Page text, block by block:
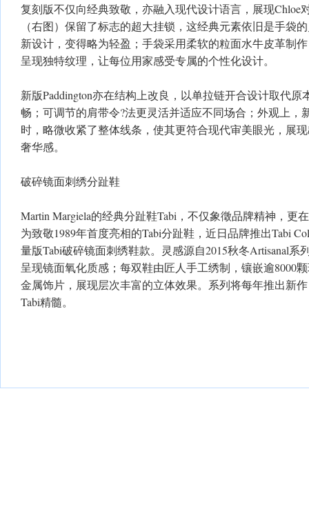
复刻版不仅向经典致敬，亦融入现代设计语言，展现Chloe
（右图）保留了标志的超大挂锁，这经典元素依旧是手袋
新设计，变得略为轻盈；手袋采用柔软的粒面水牛皮革制
呈现独特纹理，让每位用家感受专属的个性化设计。
新版Paddington亦在结构上改良，以单拉链开合设计取代
畅；可调节的肩带令?法更灵活并适应不同场合；外观上，
时，略微收紧了整体线条，使其更符合现代审美眼光，展
奢华感。
破碎镜面刺绣分趾鞋
Martin Margiela的经典分趾鞋Tabi，不仅象徵品牌精神，更
为致敬1989年首度亮相的Tabi分趾鞋，近日品牌推出Tabi
量版Tabi破碎镜面刺绣鞋款。灵感源自2015秋冬Artisanal系
呈现镜面氧化质感；每双鞋由匠人手工绣制，镶嵌逾8000
金属饰片，展现层次丰富的立体效果。系列将每年推出新
Tabi精髓。